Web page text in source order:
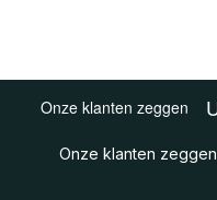
Onze klanten zeggen